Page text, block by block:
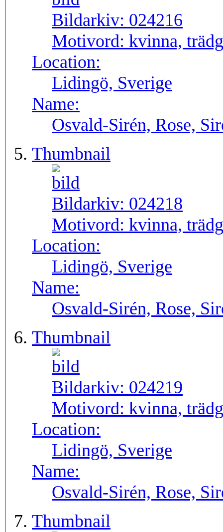
Bildarkiv: 024216
Motivord: kvinna,
Location:
Lidingö, Sverige
Name:
Osvald-Sirén, Rose,
Thumbnail
Bildarkiv: 024218
Motivord: kvinna,
Location:
Lidingö, Sverige
Name:
Osvald-Sirén, Rose,
Thumbnail
Bildarkiv: 024219
Motivord: kvinna,
Location:
Lidingö, Sverige
Name:
Osvald-Sirén, Rose,
Thumbnail